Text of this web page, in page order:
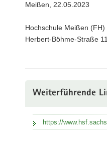
Meißen, 22.05.2023
Hochschule Meißen
Herbert-Böhme-Straße
Weiterführende
https://